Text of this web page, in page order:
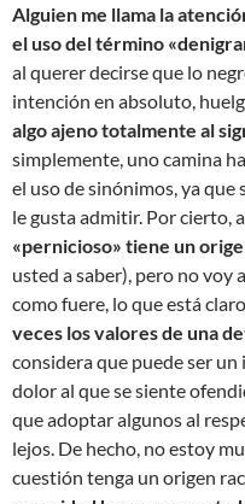
Alguien me llama la
el uso del término
al querer decirse que lo
intención en absoluto,
algo ajeno totalmente al
simplemente, uno camina
el uso de sinónimos, ya que
le gusta admitir. Por cierto,
«pernicioso» tiene un
usted a saber), pero no voy
como fuere, lo que está
veces los valores de una
considera que puede ser
dolor al que se siente
que adoptar algunos al
lejos. De hecho, no estoy
cuestión tenga un origen